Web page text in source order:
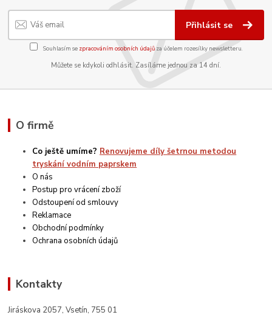
Přihlásit se
Souhlasím se zpracováním osobních údajůza účelem rozesílky newsletteru.
Můžete se kdykoli odhlásit. Zasíláme jednou za 14 dní.
O firmě
Co ještě umíme? Renovujeme díly šetrnou metodou
tryskání vodním paprskem
O nás
Postup pro vrácení zboží
Odstoupení od smlouvy
Reklamace
Obchodní podmínky
Ochrana osobních údajů
Kontakty
Jiráskova 2057, Vsetín, 755 01